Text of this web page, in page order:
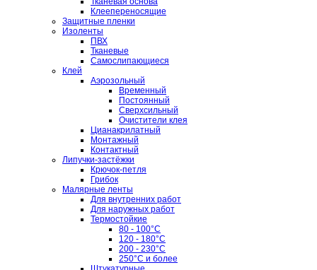
Клеепереносящие
Защитные пленки
Изоленты
ПВХ
Тканевые
Самослипающиеся
Клей
Аэрозольный
Временный
Постоянный
Сверхсильный
Очистители клея
Цианакрилатный
Монтажный
Контактный
Липучки-застёжки
Крючок-петля
Грибок
Малярные ленты
Для внутренних работ
Для наружных работ
Термостойкие
80 - 100°C
120 - 180°C
200 - 230°C
250°C и более